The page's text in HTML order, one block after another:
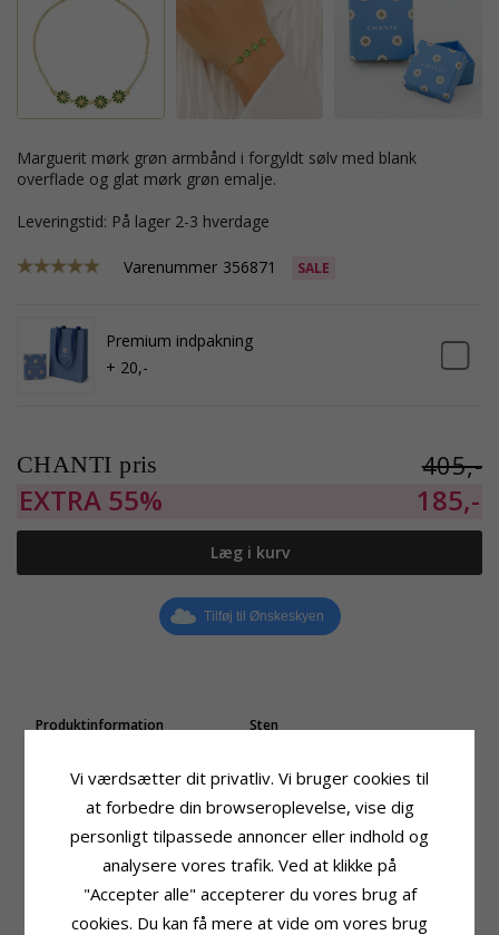
marguerit mørk grøn armbånd i forgyldt sølv med blank
overflade og glat mørk grøn emalje.
Leveringstid: På lager 2-3 hverdage
Varenummer 356871 SALE
Premium indpakning
+ 20,-
CHANTI pris 405,-
EXTRA 55% 185,-
Læg i kurv
Tilføj til Ønskeskyen
Produktinformation
Farve: Mørk Grøn
Armbånd
Ædelmetal: Forgyldt Sølv
16 cm plus 3 cm
Maggie
Overflade:Blank
Sten
Farve: Mørk Grøn
Emalje
Diameter:
6,5 mm
Leveringstid:2-3 Hverdage
Vi værdsætter dit privatliv. Vi bruger cookies til
at forbedre din browseroplevelse, vise dig
personligt tilpassede annoncer eller indhold og
analysere vores trafik. Ved at klikke på
"Accepter alle" accepterer du vores brug af
cookies. Du kan få mere at vide om vores brug